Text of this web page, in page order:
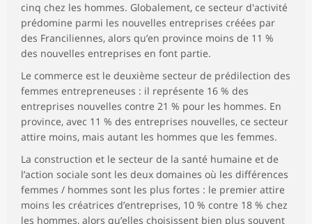
cinq chez les hommes. Globalement, ce secteur d'activité
prédomine parmi les nouvelles entreprises créées par
des Franciliennes, alors qu’en province moins de 11 %
des nouvelles entreprises en font partie.
Le commerce est le deuxième secteur de prédilection des
femmes entrepreneuses : il représente 16 % des
entreprises nouvelles contre 21 % pour les hommes. En
province, avec 11 % des entreprises nouvelles, ce secteur
attire moins, mais autant les hommes que les femmes.
La construction et le secteur de la santé humaine et de
l’action sociale sont les deux domaines où les différences
femmes / hommes sont les plus fortes : le premier attire
moins les créatrices d’entreprises, 10 % contre 18 % chez
les hommes, alors qu’elles choisissent bien plus souvent